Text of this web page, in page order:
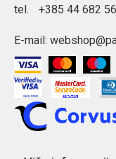
tel. +385 44 682
E-mail: